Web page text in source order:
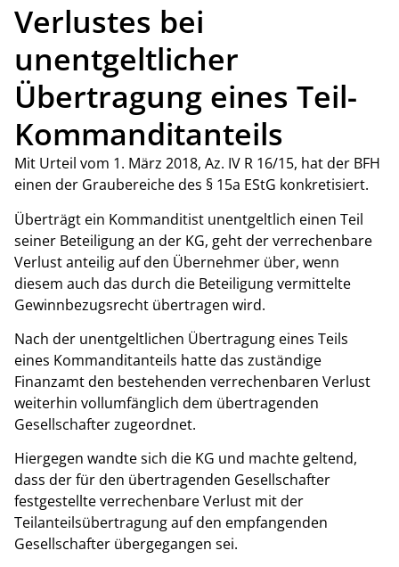
Verlustes bei
unentgeltlicher
Übertragung eines Teil-
Kommanditanteils
Mit Urteil vom 1. März 2018, Az. IV R 16/15, hat der BFH
einen der Graubereiche des § 15a EStG konkretisiert.
Überträgt ein Kommanditist unentgeltlich einen Teil
seiner Beteiligung an der KG, geht der verrechenbare
Verlust anteilig auf den Übernehmer über, wenn
diesem auch das durch die Beteiligung vermittelte
Gewinnbezugsrecht übertragen wird.
Nach der unentgeltlichen Übertragung eines Teils
eines Kommanditanteils hatte das zuständige
Finanzamt den bestehenden verrechenbaren Verlust
weiterhin vollumfänglich dem übertragenden
Gesellschafter zugeordnet.
Hiergegen wandte sich die KG und machte geltend,
dass der für den übertragenden Gesellschafter
festgestellte verrechenbare Verlust mit der
Teilanteilsübertragung auf den empfangenden
Gesellschafter übergegangen sei.